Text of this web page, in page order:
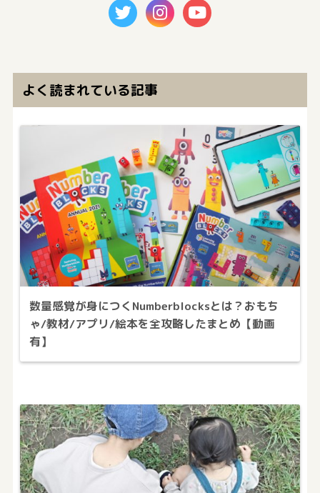
よく読まれている記事
数量感覚が身につくNumberblocksとは？おもち
ゃ/教材/アプリ/絵本を全攻略したまとめ【動画
有】